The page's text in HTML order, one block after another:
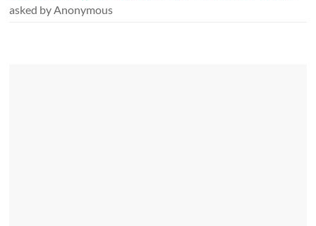
asked by Anonymous